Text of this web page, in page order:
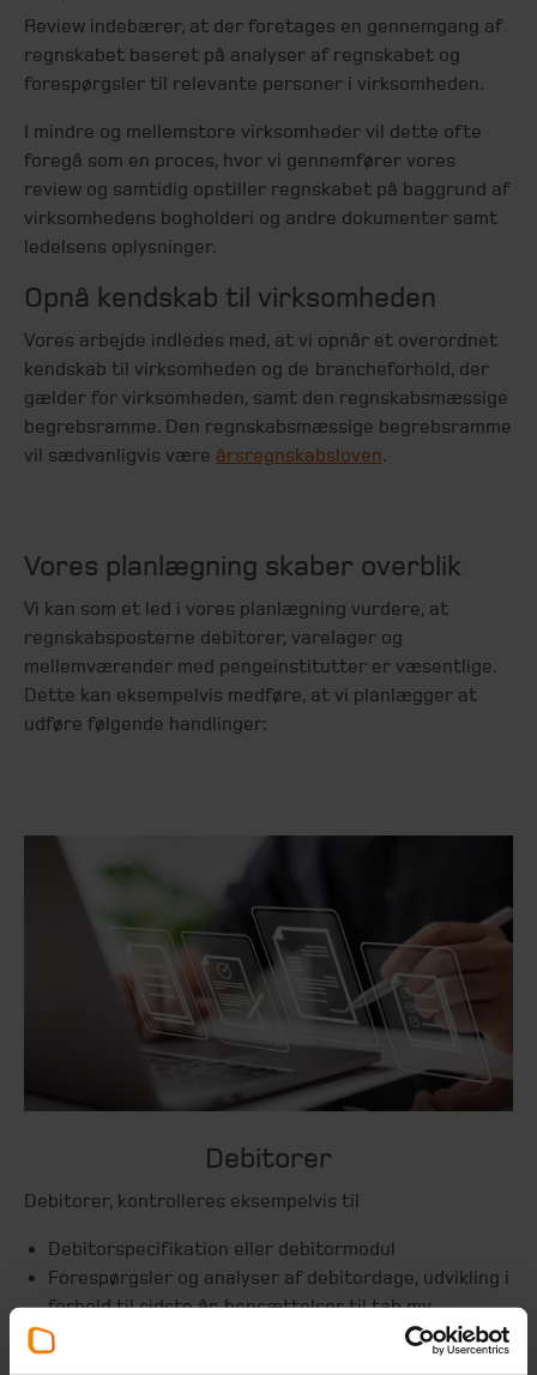
Review indebærer, at der foretages en gennemgang af
regnskabet baseret på analyser af regnskabet og
forespørgsler til relevante personer i virksomheden.
I mindre og mellemstore virksomheder vil dette ofte
foregå som en proces, hvor vi gennemfører vores
review og samtidig opstiller regnskabet på baggrund af
virksomhedens bogholderi og andre dokumenter samt
ledelsens oplysninger.
Opnå kendskab til virksomheden
Vores arbejde indledes med, at vi opnår et overordnet
kendskab til virksomheden og de brancheforhold, der
gælder for virksomheden, samt den regnskabsmæssige
begrebsramme. Den regnskabsmæssige begrebsramme
vil sædvanligvis være årsregnskabsloven.
Vores planlægning skaber overblik
Vi kan som et led i vores planlægning vurdere, at
regnskabsposterne debitorer, varelager og
mellemværender med pengeinstitutter er væsentlige.
Dette kan eksempelvis medføre, at vi planlægger at
udføre følgende handlinger:
Debitorer
Debitorer, kontrolleres eksempelvis til
Debitorspecifikation eller debitormodul
Forespørgsler og analyser af debitordage, udvikling i
forhold til sidste år, hensættelser til tab mv.